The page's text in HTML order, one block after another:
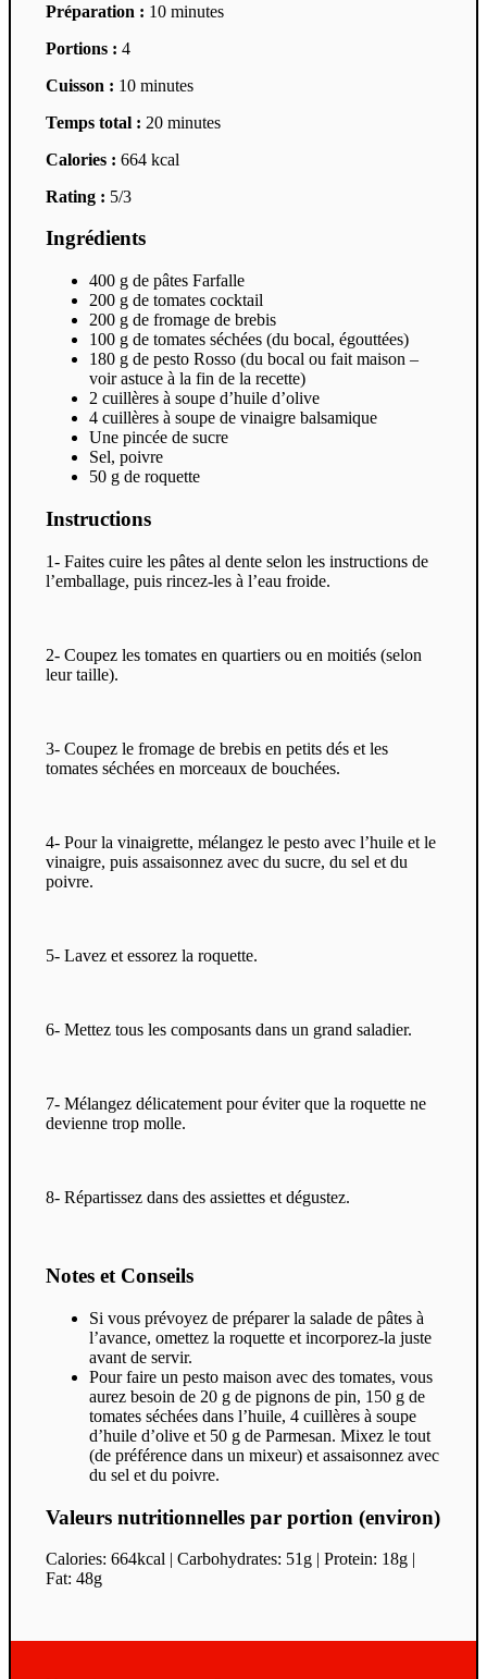
Préparation : 10 minutes
Portions : 4
Cuisson : 10 minutes
Temps total : 20 minutes
Calories : 664 kcal
Rating : 5/3
Ingrédients
400 g de pâtes Farfalle
200 g de tomates cocktail
200 g de fromage de brebis
100 g de tomates séchées (du bocal, égouttées)
180 g de pesto Rosso (du bocal ou fait maison –
voir astuce à la fin de la recette)
2 cuillères à soupe d’huile d’olive
4 cuillères à soupe de vinaigre balsamique
Une pincée de sucre
Sel, poivre
50 g de roquette
Instructions
1- Faites cuire les pâtes al dente selon les instructions de
l’emballage, puis rincez-les à l’eau froide.
2- Coupez les tomates en quartiers ou en moitiés (selon
leur taille).
3- Coupez le fromage de brebis en petits dés et les
tomates séchées en morceaux de bouchées.
4- Pour la vinaigrette, mélangez le pesto avec l’huile et le
vinaigre, puis assaisonnez avec du sucre, du sel et du
poivre.
5- Lavez et essorez la roquette.
6- Mettez tous les composants dans un grand saladier.
7- Mélangez délicatement pour éviter que la roquette ne
devienne trop molle.
8- Répartissez dans des assiettes et dégustez.
Notes et Conseils
Si vous prévoyez de préparer la salade de pâtes à
l’avance, omettez la roquette et incorporez-la juste
avant de servir.
Pour faire un pesto maison avec des tomates, vous
aurez besoin de 20 g de pignons de pin, 150 g de
tomates séchées dans l’huile, 4 cuillères à soupe
d’huile d’olive et 50 g de Parmesan. Mixez le tout
(de préférence dans un mixeur) et assaisonnez avec
du sel et du poivre.
Valeurs nutritionnelles par portion (environ)
Calories: 664kcal | Carbohydrates: 51g | Protein: 18g |
Fat: 48g